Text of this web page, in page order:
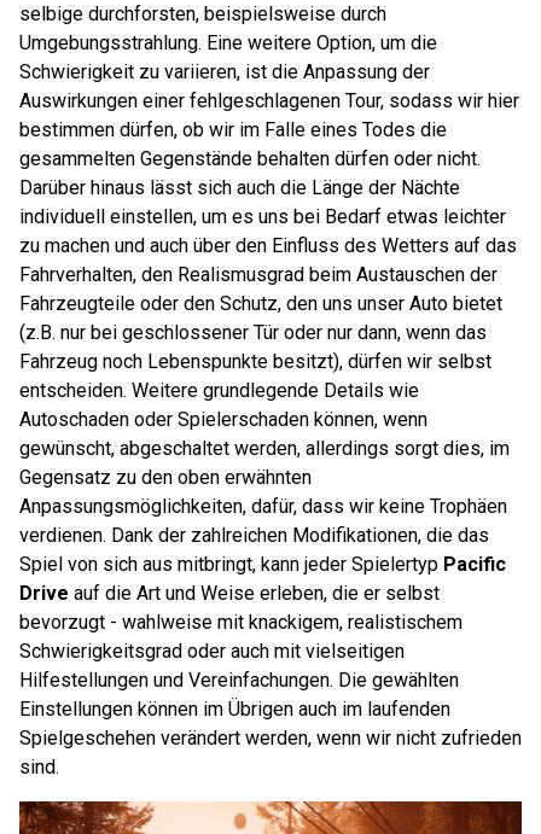
selbige durchforsten, beispielsweise durch
Umgebungsstrahlung. Eine weitere Option, um die
Schwierigkeit zu variieren, ist die Anpassung der
Auswirkungen einer fehlgeschlagenen Tour, sodass wir hier
bestimmen dürfen, ob wir im Falle eines Todes die
gesammelten Gegenstände behalten dürfen oder nicht.
Darüber hinaus lässt sich auch die Länge der Nächte
individuell einstellen, um es uns bei Bedarf etwas leichter
zu machen und auch über den Einfluss des Wetters auf das
Fahrverhalten, den Realismusgrad beim Austauschen der
Fahrzeugteile oder den Schutz, den uns unser Auto bietet
(z.B. nur bei geschlossener Tür oder nur dann, wenn das
Fahrzeug noch Lebenspunkte besitzt), dürfen wir selbst
entscheiden. Weitere grundlegende Details wie
Autoschaden oder Spielerschaden können, wenn
gewünscht, abgeschaltet werden, allerdings sorgt dies, im
Gegensatz zu den oben erwähnten
Anpassungsmöglichkeiten, dafür, dass wir keine Trophäen
verdienen. Dank der zahlreichen Modifikationen, die das
Spiel von sich aus mitbringt, kann jeder Spielertyp Pacific
Drive auf die Art und Weise erleben, die er selbst
bevorzugt - wahlweise mit knackigem, realistischem
Schwierigkeitsgrad oder auch mit vielseitigen
Hilfestellungen und Vereinfachungen. Die gewählten
Einstellungen können im Übrigen auch im laufenden
Spielgeschehen verändert werden, wenn wir nicht zufrieden
sind.